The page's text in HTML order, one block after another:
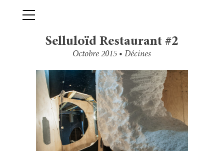
Primary Menu
Selluloïd Restaurant #2
Octobre 2015 • Décines